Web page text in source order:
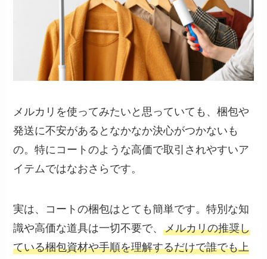
メルカリを使ってみたいと思っていても、梱包や
発送に不安があるとなかなか決心がつかないも
の。特にコートのような高価で取引されやすいア
イテムではなおさらです。
実は、コートの梱包はとても簡単です。特別な知
識や高価な道具は一切不要で、メルカリの推奨し
ている梱包資材や手順を理解するだけで誰でも上